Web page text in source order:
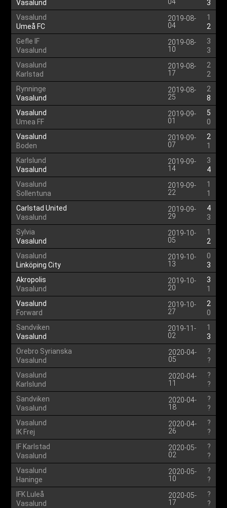
Vasalund
3
Vasalund
Umeå FC
2019-08-
04
1
2
Gefle IF
Vasalund
2019-08-
10
3
3
Vasalund
Karlstad
2019-08-
17
2
2
Rynninge
Vasalund
2019-08-
25
2
8
Vasalund
Umea FF
2019-09-
01
5
0
Vasalund
Boden
2019-09-
07
2
1
Karlslund
Vasalund
2019-09-
14
3
4
Vasalund
Sollentuna
2019-09-
22
1
1
Carlstad United
Vasalund
2019-09-
29
4
3
Sylvia
Vasalund
2019-10-
05
1
2
Vasalund
Linköping City
2019-10-
13
0
3
Akropolis
Vasalund
2019-10-
20
3
1
Vasalund
Forward
2019-10-
27
2
0
Sandviken
Vasalund
2019-11-
02
1
3
Örebro Syrianska
Vasalund
2020-04-
05
?
?
Vasalund
Karlslund
2020-04-
11
?
?
Sandviken
Vasalund
2020-04-
18
?
?
Vasalund
IK Frej
2020-04-
26
?
?
IF Karlstad
Vasalund
2020-05-
02
?
?
Vasalund
Haninge
2020-05-
10
?
?
IFK Luleå
Vasalund
2020-05-
17
?
?